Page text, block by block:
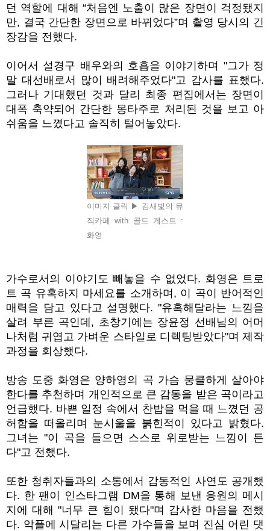
던 역할에 대해 “처음엔 노출이 많은 장면이 걱정됐지
만, 결국 간단한 장면으로 바뀌었다”며 촬영 당시의 긴
장감을 전했다.
이어서 설경구 배우와의 호흡을 이야기하며 "그가 정
말 대선배로서 많이 배려해주었다"고 감사를 표했다.
그러나 기대했던 것과 달리 최종 편집에서는 장면이
대폭 축약되어 간단한 몽타주로 처리된 것을 보고 아
쉬움을 느꼈다고 솔직히 털어놓았다.
이미지 클릭 ▶ 김새빛의 뮤
직카페 with 골드 게스트 :
화영
가수로서의 이야기도 빼놓을 수 없었다. 화영은 트로
트 곡 유혹하지 마세요를 소개하며 , 이 곡이 반어적인
매력을 담고 있다고 설명했다. "유혹해달라는 느낌을
살려 부른 곡인데 , 초창기에는 장윤정 선배님의 어머
나처럼 귀엽고 가벼운 스타일로 디렉팅받았다"며 제작
과정을 회상했다.
방송 도중 화영은 양하영의 곡 가슴 뭉클하게 살아야
한다를 추천하며 개인적으로 큰 감동을 받은 곡이라고
언급했다. 바쁜 일정 속에서 찬밥을 먹을 때 느꼈던 공
허함을 떠올리며 눈시울을 붉힌적이 있다고 밝혔다.
그녀는 "이 곡을 들으면 스스로 위로받는 느낌이 든
다"고 전했다.
또한 청취자들과의 소통에서 감동적인 사연도 공개했
다. 한 팬이 인스타그램 DM을 통해 보낸 응원의 메시
지에 대해 "너무 큰 힘이 됐다"며 감사한 마음을 전했
다. 악플에 시달리는 다른 가수들을 보며 진심 어린 댓